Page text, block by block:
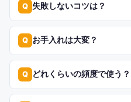
Q 失敗しないコツは？
Q お手入れは大変？
Q どれくらいの頻度で使う？